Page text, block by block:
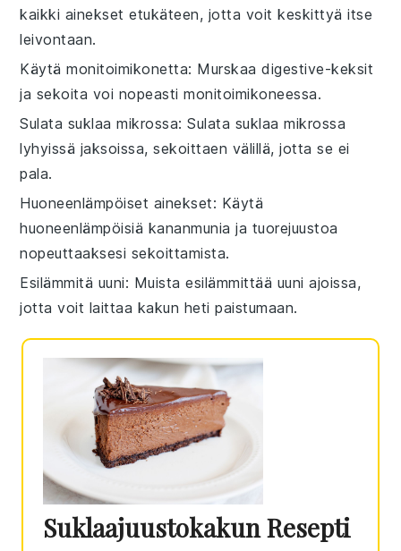
kaikki ainekset etukäteen, jotta voit keskittyä itse
leivontaan.
Käytä monitoimikonetta: Murskaadigestive-keksit
ja sekoita voi nopeasti monitoimikoneessa.
Sulata suklaa mikrossa: Sulata suklaa mikrossa
lyhyissä jaksoissa, sekoittaen välillä, jotta se ei
pala.
Huoneenlämpöiset ainekset: Käytä
huoneenlämpöisiä kananmunia ja tuorejuustoa
nopeuttaaksesi sekoittamista.
Esilämmitä uuni: Muista esilämmittää uuni ajoissa,
jotta voit laittaa kakun heti paistumaan.
Suklaajuustokakun Resepti